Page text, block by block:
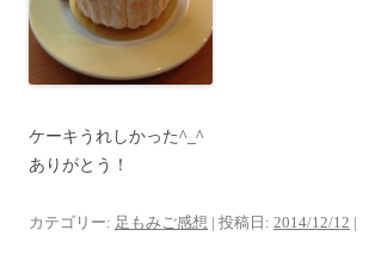
ケーキうれしかった^_^
ありがとう！
カテゴリー: 足もみご感想 | 投稿日: 2014/12/12 |